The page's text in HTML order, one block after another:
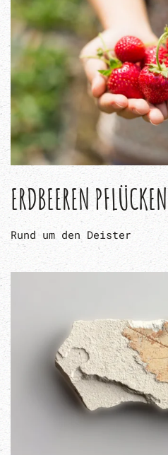
ERDBEEREN PFLÜCKEN
Rund um den Deister